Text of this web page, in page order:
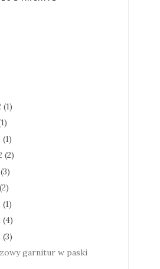
(1)
(1)
(2)
(3)
(2)
(1)
(4)
(3)
garnitur w paski